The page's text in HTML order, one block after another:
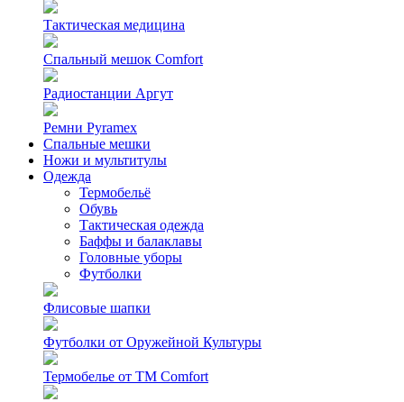
Тактическая медицина
Спальный мешок Comfort
Радиостанции Аргут
Ремни Pyramex
Спальные мешки
Ножи и мультитулы
Одежда
Термобельё
Обувь
Тактическая одежда
Баффы и балаклавы
Головные уборы
Футболки
Флисовые шапки
Футболки от Оружейной Культуры
Термобелье от TM Comfort